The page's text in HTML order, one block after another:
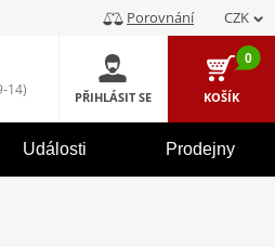
Porovnání CZK
14) PŘIHLÁSIT SE
0
KOŠÍK
Události Prodejny